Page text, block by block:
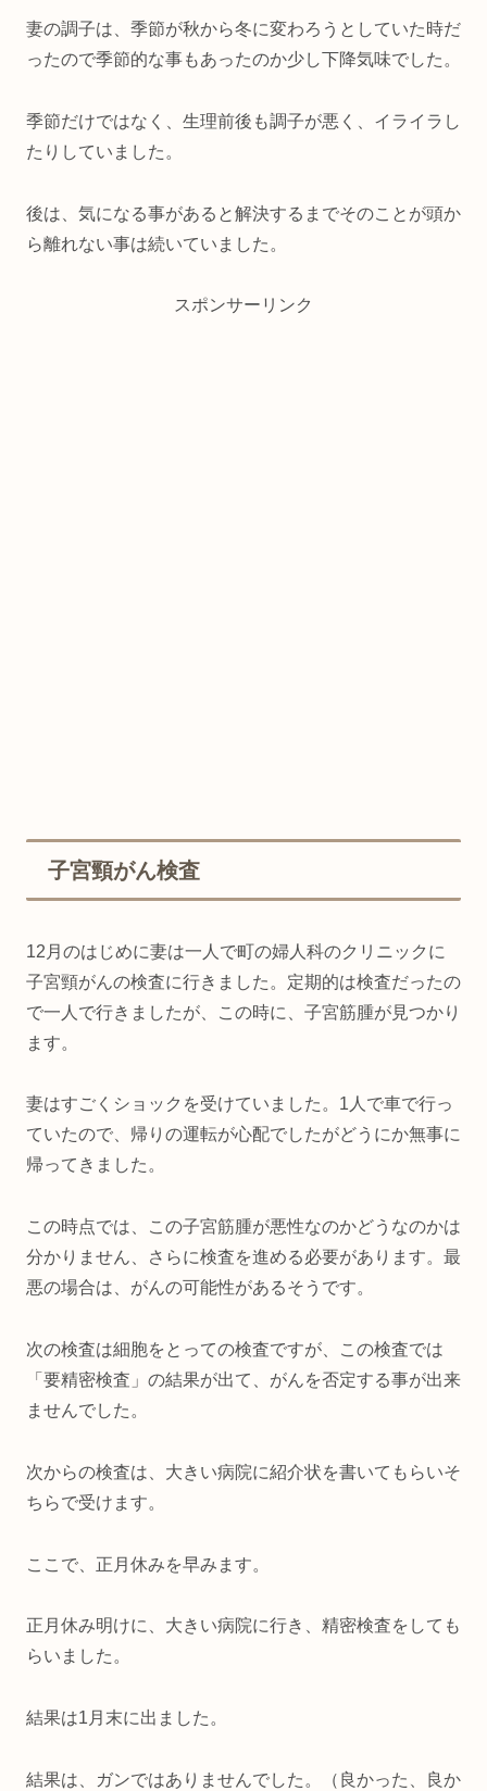
妻の調子は、季節が秋から冬に変わろうとしていた時だ
ったので季節的な事もあったのか少し下降気味でした。
季節だけではなく、生理前後も調子が悪く、イライラし
たりしていました。
後は、気になる事があると解決するまでそのことが頭か
ら離れない事は続いていました。
スポンサーリンク
子宮頸がん検査
12月のはじめに妻は一人で町の婦人科のクリニックに
子宮頸がんの検査に行きました。定期的は検査だったの
で一人で行きましたが、この時に、子宮筋腫が見つかり
ます。
妻はすごくショックを受けていました。1人で車で行っ
ていたので、帰りの運転が心配でしたがどうにか無事に
帰ってきました。
この時点では、この子宮筋腫が悪性なのかどうなのかは
分かりません、さらに検査を進める必要があります。最
悪の場合は、がんの可能性があるそうです。
次の検査は細胞をとっての検査ですが、この検査では
「要精密検査」の結果が出て、がんを否定する事が出来
ませんでした。
次からの検査は、大きい病院に紹介状を書いてもらいそ
ちらで受けます。
ここで、正月休みを早みます。
正月休み明けに、大きい病院に行き、精密検査をしても
らいました。
結果は1月末に出ました。
結果は、ガンではありませんでした。（良かった、良か